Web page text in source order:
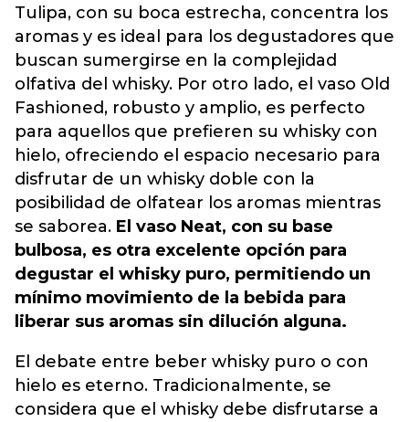
Tulipa, con su boca estrecha, concentra los
aromas y es ideal para los degustadores que
buscan sumergirse en la complejidad
olfativa del whisky. Por otro lado, el vaso Old
Fashioned, robusto y amplio, es perfecto
para aquellos que prefieren su whisky con
hielo, ofreciendo el espacio necesario para
disfrutar de un whisky doble con la
posibilidad de olfatear los aromas mientras
se saborea. El vaso Neat, con su base
bulbosa, es otra excelente opción para
degustar el whisky puro, permitiendo un
mínimo movimiento de la bebida para
liberar sus aromas sin dilución alguna.
El debate entre beber whisky puro o con
hielo es eterno. Tradicionalmente, se
considera que el whisky debe disfrutarse a